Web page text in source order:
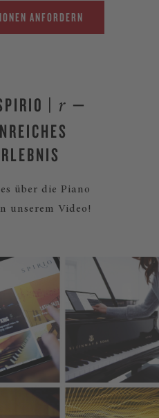
ANFORDERN
| r —
über die Piano
unserem Video!